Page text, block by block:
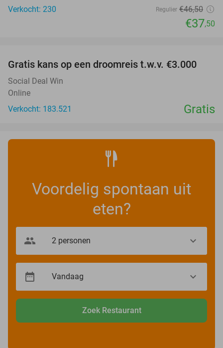
Verkocht: 230 Regulier €46,50
€37,50
Gratis kans op een droomreis t.w.v. €3.000
Social Deal Win
Online
Verkocht: 183.521
Gratis
Voordelig spontaan uit
eten?
Zoek Restaurant